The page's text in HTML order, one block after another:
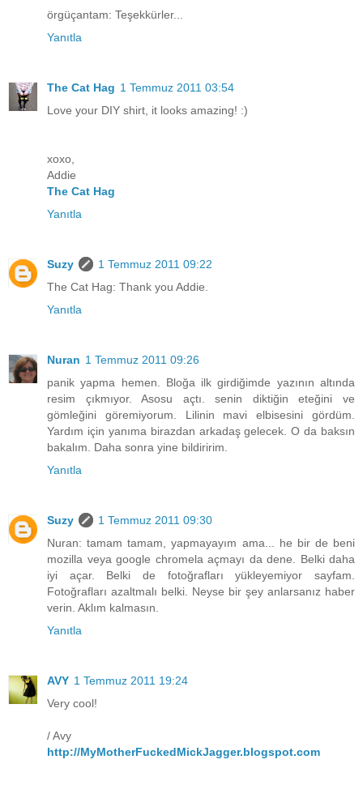
örgüçantam: Teşekkürler...
Yanıtla
The Cat Hag 1 Temmuz 2011 03:54
Love your DIY shirt, it looks amazing! :)
xoxo,
Addie
The Cat Hag
Yanıtla
Suzy
1 Temmuz 2011 09:22
The Cat Hag: Thank you Addie.
Yanıtla
Nuran 1 Temmuz 2011 09:26
panik yapma hemen. Bloğa ilk girdiğimde yazının altında
resim çıkmıyor. Asosu açtı. senin diktiğin eteğini ve
gömleğini göremiyorum. Lilinin mavi elbisesini gördüm.
Yardım için yanıma birazdan arkadaş gelecek. O da baksın
bakalım. Daha sonra yine bildiririm.
Yanıtla
Suzy
1 Temmuz 2011 09:30
Nuran: tamam tamam, yapmayayım ama... he bir de beni
mozilla veya google chromela açmayı da dene. Belki daha
iyi açar. Belki de fotoğrafları yükleyemiyor sayfam.
Fotoğrafları azaltmalı belki. Neyse bir şey anlarsanız haber
verin. Aklım kalmasın.
Yanıtla
AVY 1 Temmuz 2011 19:24
Very cool!
/ Avy
http://MyMotherFuckedMickJagger.blogspot.com